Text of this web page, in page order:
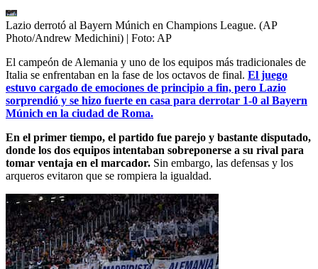
Lazio derrotó al Bayern Múnich en Champions League. (AP
Photo/Andrew Medichini) | Foto: AP
El campeón de Alemania y uno de los equipos más tradicionales de
Italia se enfrentaban en la fase de los octavos de final. El juego
estuvo cargado de emociones de principio a fin, pero Lazio
sorprendió y se hizo fuerte en casa para derrotar 1-0 al Bayern
Múnich en la ciudad de Roma.
En el primer tiempo, el partido fue parejo y bastante disputado,
donde los dos equipos intentaban sobreponerse a su rival para
tomar ventaja en el marcador. Sin embargo, las defensas y los
arqueros evitaron que se rompiera la igualdad.